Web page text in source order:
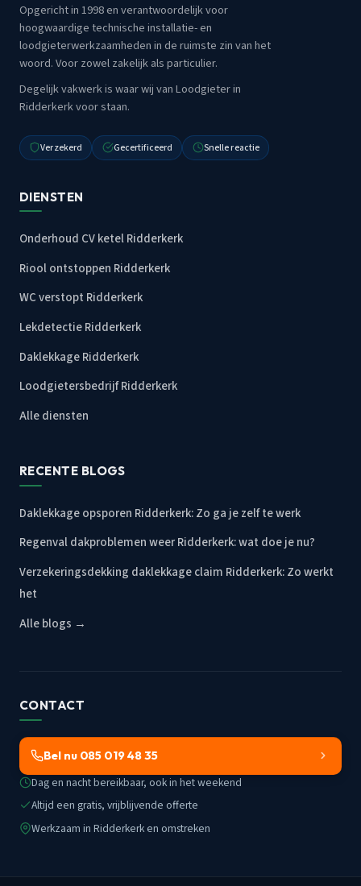
Opgericht in 1998 en verantwoordelijk voor
hoogwaardige technische installatie- en
loodgieterwerkzaamheden in de ruimste zin van het
woord. Voor zowel zakelijk als particulier.
Degelijk vakwerk is waar wij van Loodgieter in
Ridderkerk voor staan.
Verzekerd Gecertificeerd Snelle reactie
DIENSTEN
Onderhoud CV ketel Ridderkerk
Riool ontstoppen Ridderkerk
WC verstopt Ridderkerk
Lekdetectie Ridderkerk
Daklekkage Ridderkerk
Loodgietersbedrijf Ridderkerk
Alle diensten
RECENTE BLOGS
Daklekkage opsporen Ridderkerk: Zo ga je zelf te werk
Regenval dakproblemen weer Ridderkerk: wat doe je nu?
Verzekeringsdekking daklekkage claim Ridderkerk: Zo werkt
het
Alle blogs →
CONTACT
Bel nu 085 019 48 35
Dag en nacht bereikbaar, ook in het weekend
Altijd een gratis, vrijblijvende offerte
Werkzaam in Ridderkerk en omstreken